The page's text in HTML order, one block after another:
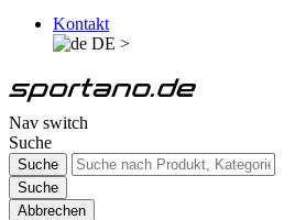
Kontakt
DE >
Nav switch
Suche
Suche
Suche
Abbrechen